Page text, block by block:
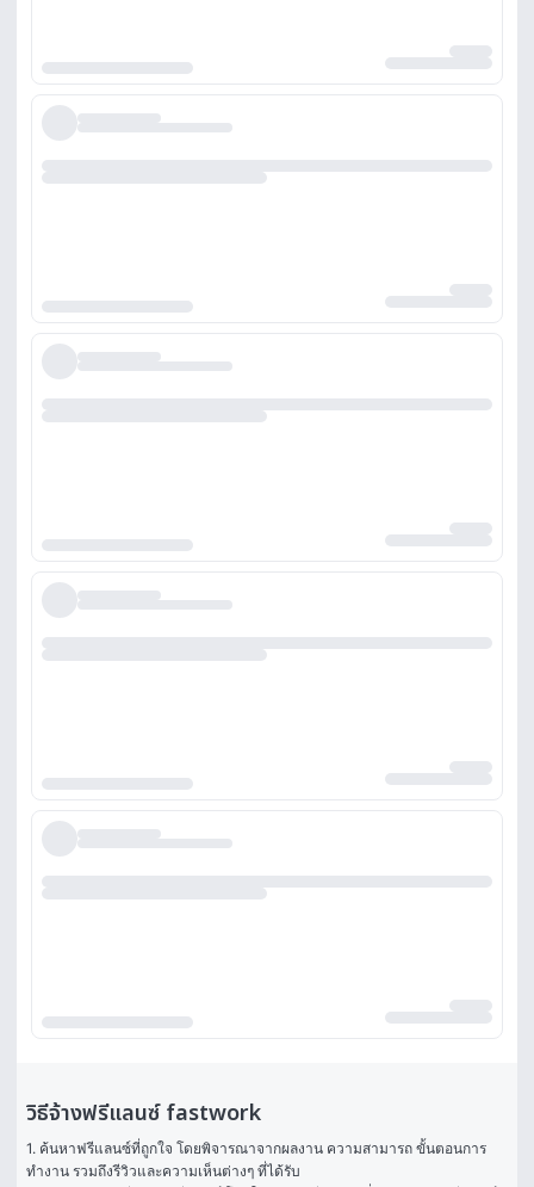
วิธีจ้างฟรีแลนซ์ fastwork
1. ค้นหาฟรีแลนซ์ที่ถูกใจ โดยพิจารณาจากผลงาน ความสามารถ ขั้นตอนการ
ทำงาน รวมถึงรีวิวและความเห็นต่างๆ ที่ได้รับ